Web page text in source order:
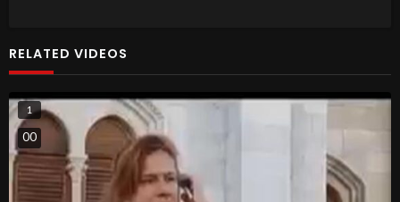
RELATED VIDEOS
1
00